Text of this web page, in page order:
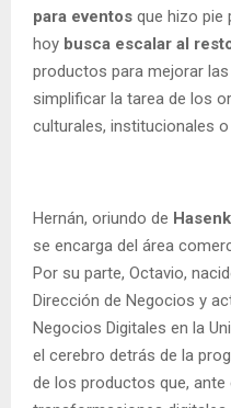
para eventos que hizo pie
hoy busca escalar al
productos para mejorar
simplificar la tarea de los
culturales, institucionales
Hernán, oriundo de
se encarga del área
Por su parte, Octavio,
Dirección de Negocios y
Negocios Digitales en la
el cerebro detrás de la
de los productos que, ante